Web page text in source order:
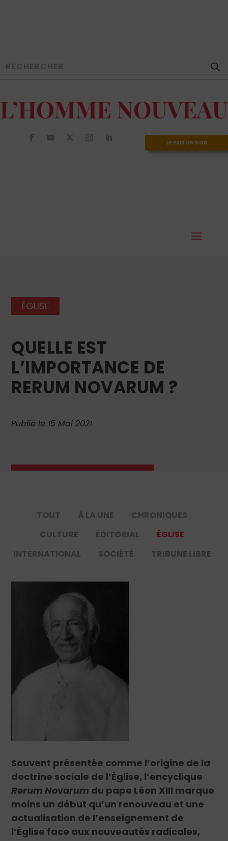
JE FAIS UN DON
ÉGLISE
QUELLE EST
L’IMPORTANCE DE
RERUM NOVARUM ?
Publié le 15 Mai 2021
TOUT À LA UNE
CHRONIQUES
CULTURE
ÉDITORIAL
ÉGLISE
INTERNATIONAL
SOCIÉTÉ TRIBUNE LIBRE
Souvent présentée comme l’origine de la
doctrine sociale de l’Église, l’encyclique
Rerum Novarum du pape Léon XIII marque
moins un début qu’un renouveau et une
actualisation de l’enseignement de
l’Église face aux nouveautés radicales,